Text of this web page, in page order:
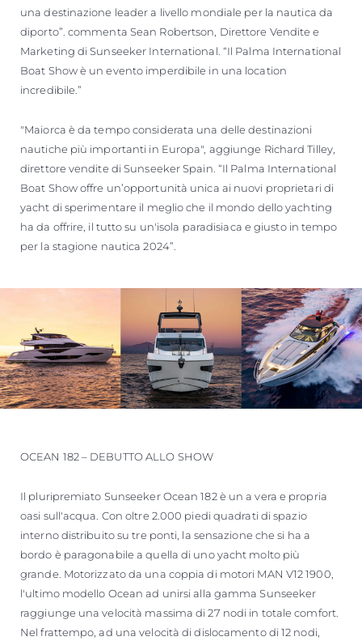
una destinazione leader a livello mondiale per la nautica da
diporto”. commenta Sean Robertson, Direttore Vendite e
Marketing di Sunseeker International. “Il Palma International
Boat Show è un evento imperdibile in una location
incredibile.”
"Maiorca è da tempo considerata una delle destinazioni
nautiche più importanti in Europa", aggiunge Richard Tilley,
direttore vendite di Sunseeker Spain. “Il Palma International
Boat Show offre un’opportunità unica ai nuovi proprietari di
yacht di sperimentare il meglio che il mondo dello yachting
ha da offrire, il tutto su un'isola paradisiaca e giusto in tempo
per la stagione nautica 2024”.
OCEAN 182 – DEBUTTO ALLO SHOW
Il pluripremiato Sunseeker Ocean 182 è un a vera e propria
oasi sull'acqua. Con oltre 2.000 piedi quadrati di spazio
interno distribuito su tre ponti, la sensazione che si ha a
bordo è paragonabile a quella di uno yacht molto più
grande. Motorizzato da una coppia di motori MAN V12 1900,
l'ultimo modello Ocean ad unirsi alla gamma Sunseeker
raggiunge una velocità massima di 27 nodi in totale comfort.
Nel frattempo, ad una velocità di dislocamento di 12 nodi,